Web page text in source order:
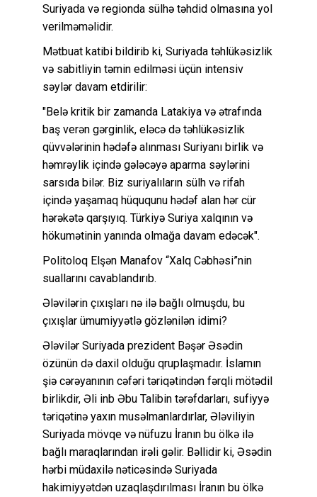
Suriyada və regionda sülhə təhdid olmasına yol
verilməməlidir.
Mətbuat katibi bildirib ki, Suriyada təhlükəsizlik
və sabitliyin təmin edilməsi üçün intensiv
səylər davam etdirilir:
"Belə kritik bir zamanda Latakiya və ətrafında
baş verən gərginlik, eləcə də təhlükəsizlik
qüvvələrinin hədəfə alınması Suriyanı birlik və
həmrəylik içində gələcəyə aparma səylərini
sarsıda bilər. Biz suriyalıların sülh və rifah
içində yaşamaq hüququnu hədəf alan hər cür
hərəkətə qarşıyıq. Türkiyə Suriya xalqının və
hökumətinin yanında olmağa davam edəcək".
Politoloq Elşən Manafov “Xalq Cəbhəsi”nin
suallarını cavablandırıb.
Ələvilərin çıxışları nə ilə bağlı olmuşdu, bu
çıxışlar ümumiyyətlə gözlənilən idimi?
Ələvilər Suriyada prezident Bəşər Əsədin
özünün də daxil olduğu qruplaşmadır. İslamın
şiə cərəyanının cəfəri təriqətindən fərqli mötədil
birlikdir, Əli inb Əbu Talibin tərəfdarları, sufiyyə
təriqətinə yaxın musəlmanlardırlar, Ələviliyin
Suriyada mövqe və nüfuzu İranın bu ölkə ilə
bağlı maraqlarından irəli gəlir. Bəllidir ki, Əsədin
hərbi müdaxilə nəticəsində Suriyada
hakimiyyətdən uzaqlaşdırılması İranın bu ölkə